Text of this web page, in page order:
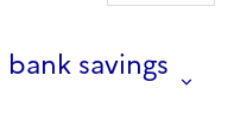
savings